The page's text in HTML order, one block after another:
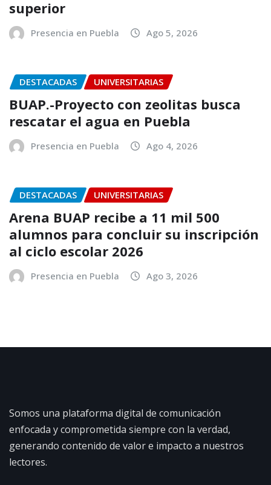
superior
Presencia en Puebla Ago 5, 2026
DESTACADAS UNIVERSITARIAS
BUAP.-Proyecto con zeolitas busca
rescatar el agua en Puebla
Presencia en Puebla Ago 4, 2026
DESTACADAS UNIVERSITARIAS
Arena BUAP recibe a 11 mil 500
alumnos para concluir su inscripción
al ciclo escolar 2026
Presencia en Puebla Ago 3, 2026
Somos una plataforma digital de comunicación
enfocada y comprometida siempre con la verdad,
generando contenido de valor e impacto a nuestros
lectores.